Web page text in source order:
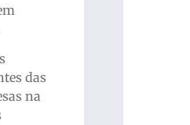
das
na